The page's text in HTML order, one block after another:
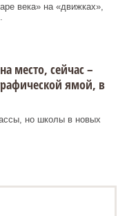
века» на «движках»,
место, сейчас –
ямой, в
но школы в новых